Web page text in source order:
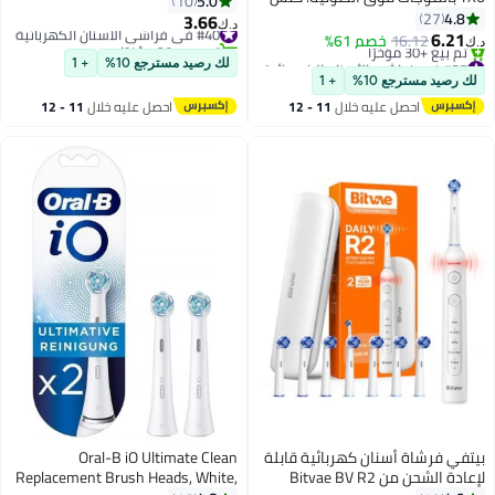
60 درجة للتنظيف العميق، 6 أوضاع
احترافية، تعقيم بالأشعة فوق
وشحن من النوع C - رمادي
4.8
27
د.ك‏6.21
16.12خصم 61%
#37 في فراشي الأسنان الكهربائية
أقل سعر في 30 يوم
تم بيع +30 مؤخرًا
#37 في فراشي الأسنان الكهربائية
لك رصيد مسترجع 10% + 1
احصل عليه خلال 11 - 12
د.ك‏3.66
#40 في فراشي الأسنان الكهربائية
تم بيع +30 مؤخرًا
#40 في فراشي الأسنان الكهربائية
لك رصيد مسترجع 10% + 1
احصل عليه خلال 11 - 12
بيتفي فرشاة أسنان كهربائية قابلة
لإعادة الشحن من Bitvae BV R2
Oral-B iO Ultimate Clean
Replacement Brush Heads, White,